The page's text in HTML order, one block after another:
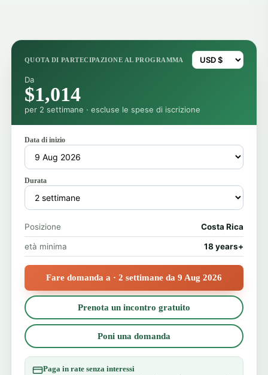
QUOTA DI PARTECIPAZIONE AL PROGRAMMA
Da
$1,014
per 2 settimane · escluse le spese di iscrizione
Data di inizio
Durata
Posizione Costa Rica
età minima 18 years+
Fare domanda a · 2 settimane da 9 Aug 2026
Prenota un incontro gratuito
Poni una domanda
Paga in rate senza interessi